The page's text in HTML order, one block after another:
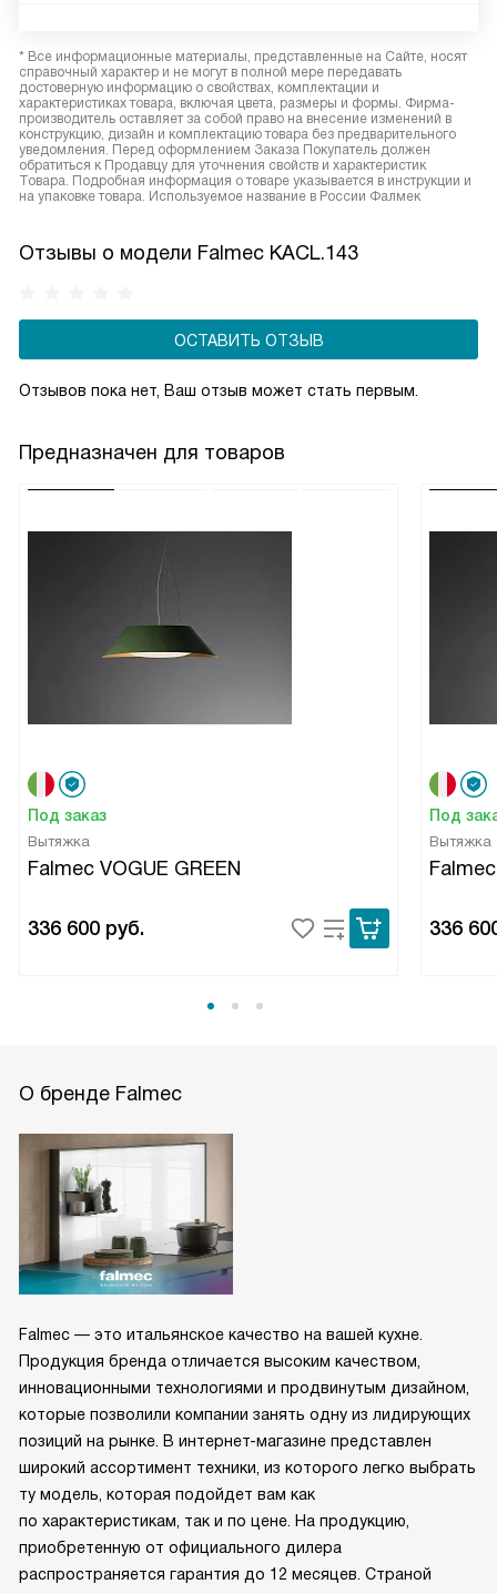
* Все информационные материалы, представленные на Сайте, носят
справочный характер и не могут в полной мере передавать
достоверную информацию о свойствах, комплектации и
характеристиках товара, включая цвета, размеры и формы. Фирма-
производитель оставляет за собой право на внесение изменений в
конструкцию, дизайн и комплектацию товара без предварительного
уведомления. Перед оформлением Заказа Покупатель должен
обратиться к Продавцу для уточнения свойств и характеристик
Товара. Подробная информация о товаре указывается в инструкции и
на упаковке товара. Используемое название в России Фалмек
Отзывы о модели Falmec KACL.143
ОСТАВИТЬ ОТЗЫВ
Отзывов пока нет, Ваш отзыв может стать первым.
Предназначен для товаров
Под заказ
Вытяжка
Falmec VOGUE GREEN
336 600 руб.
Под
Вытяжка
336
О бренде Falmec
Falmec — это итальянское качество на вашей кухне.
Продукция бренда отличается высоким качеством,
инновационными технологиями и продвинутым дизайном,
которые позволили компании занять одну из лидирующих
позиций на рынке. В интернет-магазине представлен
широкий ассортимент техники, из которого легко выбрать
ту модель, которая подойдет вам как
по характеристикам, так и по цене. На продукцию,
приобретенную от официального дилера
распространяется гарантия до 12 месяцев. Страной